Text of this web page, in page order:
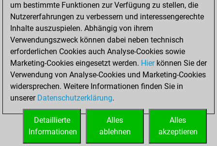
Matt auf vollem Brett
0
Bauer setzt Matt
Erstickte Matts
Unterverwandlungen
0
Türme auf der siebten
0
STARTSEITE
um bestimmte Funktionen zur Verfügung zu stellen, die
Nutzererfahrungen zu verbessern und interessengerechte
Inhalte auszuspielen. Abhängig von ihrem
Verwendungszweck können dabei neben technisch
erforderlichen Cookies auch Analyse-Cookies sowie
Marketing-Cookies eingesetzt werden. Hierkönnen Sie der
Verwendung von Analyse-Cookies und Marketing-Cookies
widersprechen. Weitere Informationen finden Sie in
unserer Datenschutzerklärung.
Alles
akzeptieren
Alles
ablehnen
Detaillierte
Informationen